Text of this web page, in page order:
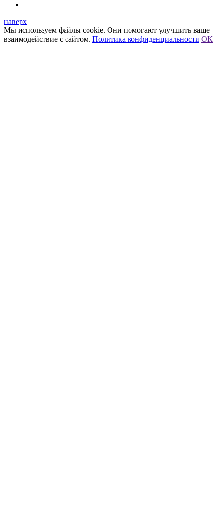
наверх
Мы используем файлы cookie. Они помогают улучшить ваше
взаимодействие с сайтом. Политика конфиденциальности ОК